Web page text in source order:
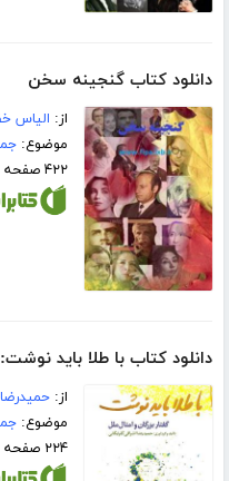
دانلود کتاب گنجینه سخن
از: الیاس
موضوع:
۴۲۲ صفحه
دانلود کتاب با طلا باید
از:
موضوع:
۲۲۴ صفحه